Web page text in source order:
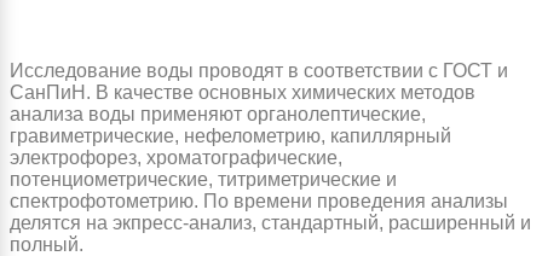
Исследование воды проводят в соответствии с ГОСТ и
СанПиН. В качестве основных химических методов
анализа воды применяют органолептические,
гравиметрические, нефелометрию, капиллярный
электрофорез, хроматографические,
потенциометрические, титриметрические и
спектрофотометрию. По времени проведения анализы
делятся на экпресс-анализ, стандартный, расширенный и
полный.